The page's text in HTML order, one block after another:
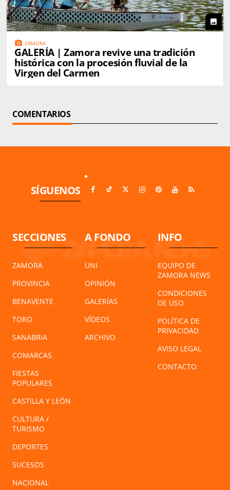
photo
photo_camera ZAMORA
GALERÍA | Zamora revive una tradición
histórica con la procesión fluvial de la
Virgen del Carmen
COMENTARIOS
SÍGUENOS
SECCIONES
ZAMORA
PROVINCIA
BENAVENTE
TORO
SANABRIA
COMARCAS
FIESTAS
POPULARES
CASTILLA Y LEÓN
CULTURA /
TURISMO
DEPORTES
SUCESOS
NACIONAL
A FONDO
UNI
OPINIÓN
GALERÍAS
VÍDEOS
ARCHIVO
INFO
EQUIPO DE
ZAMORA NEWS
CONDICIONES
DE USO
POLÍTICA DE
PRIVACIDAD
AVISO LEGAL
CONTACTO